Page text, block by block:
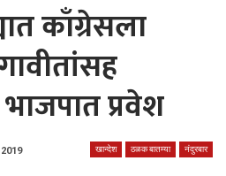
काँग्रेसला
प्रवेश
खान्देश ठळक बातम्या नंदुरबार